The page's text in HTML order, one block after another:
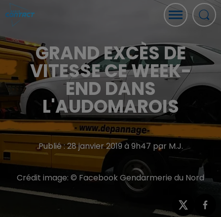
GRAND EXCÈS DE
VITESSE CE WEEK-
END DANS
L'AUDOMAROIS
Publié : 28 janvier 2019 à 9h47 par M.J.
Crédit image: © Facebook Gendarmerie du Nord